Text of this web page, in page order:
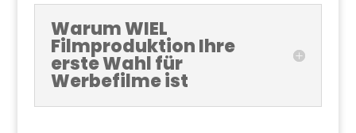
Warum WIEL
Filmproduktion Ihre
erste Wahl für
Werbefilme ist